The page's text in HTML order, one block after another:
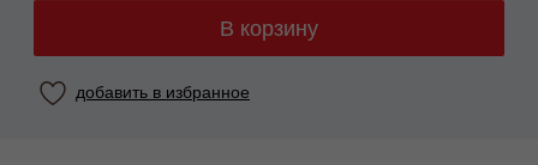
В корзину
добавить в избранное